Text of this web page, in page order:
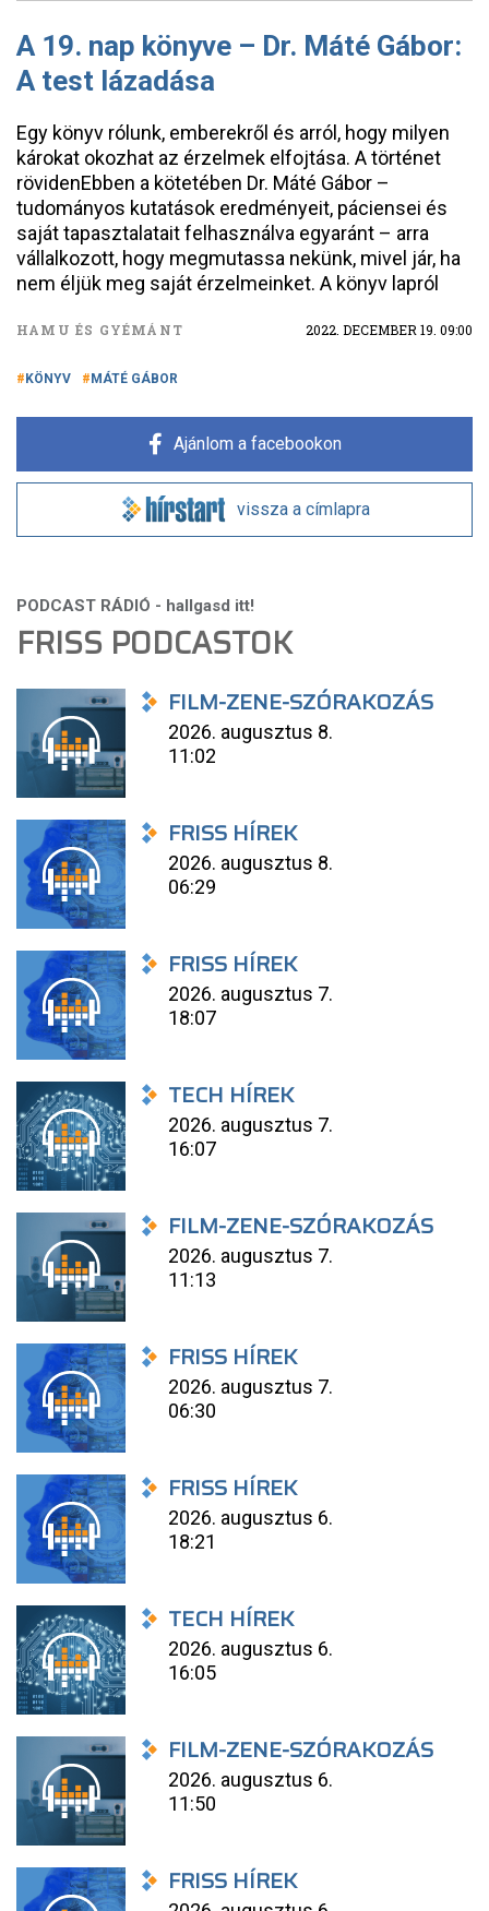
A 19. nap könyve – Dr. Máté Gábor:
A test lázadása
Egy könyv rólunk, emberekről és arról, hogy milyen
károkat okozhat az érzelmek elfojtása. A történet
rövidenEbben a kötetében Dr. Máté Gábor –
tudományos kutatások eredményeit, páciensei és
saját tapasztalatait felhasználva egyaránt – arra
vállalkozott, hogy megmutassa nekünk, mivel jár, ha
nem éljük meg saját érzelmeinket. A könyv lapról
HAMU ÉS GYÉMÁNT 2022. DECEMBER 19. 09:00
KÖNYV MÁTÉ GÁBOR
Ajánlom a facebookon
vissza a címlapra
FRISS PODCASTOK
FILM-ZENE-SZÓRAKOZÁS
2026. augusztus 8.
11:02
FRISS HÍREK
2026. augusztus 8.
06:29
FRISS HÍREK
2026. augusztus 7.
18:07
TECH HÍREK
2026. augusztus 7.
16:07
FILM-ZENE-SZÓRAKOZÁS
2026. augusztus 7.
11:13
FRISS HÍREK
2026. augusztus 7.
06:30
FRISS HÍREK
2026. augusztus 6.
18:21
TECH HÍREK
2026. augusztus 6.
16:05
FILM-ZENE-SZÓRAKOZÁS
2026. augusztus 6.
11:50
FRISS HÍREK